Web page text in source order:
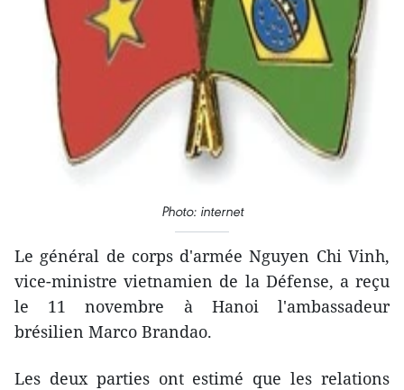
Photo: internet
Le général de corps d'armée Nguyen Chi Vinh,
vice-ministre vietnamien de la Défense, a reçu
le 11 novembre à Hanoi l'ambassadeur
brésilien Marco Brandao.
Les deux parties ont estimé que les relations